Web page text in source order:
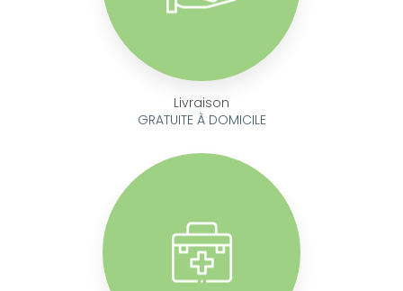
Livraison
GRATUITE À DOMICILE